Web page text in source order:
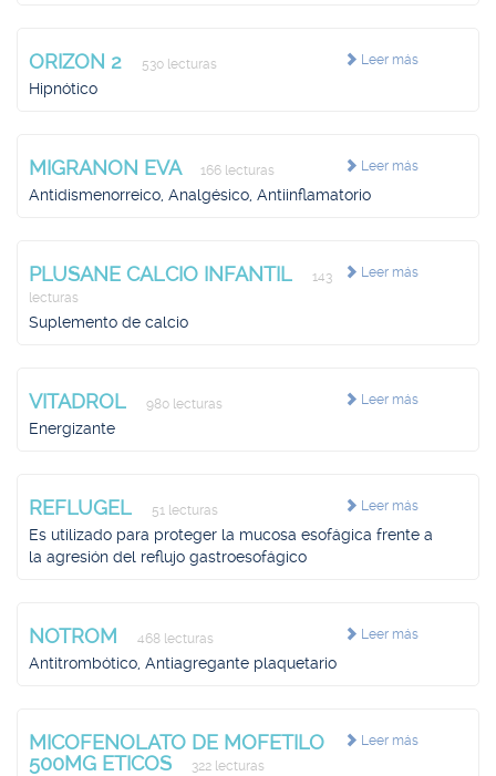
Leer más
ORIZON 2 530 lecturas
Hipnótico
Leer más
MIGRANON EVA 166 lecturas
Antidismenorreico, Analgésico, Antiinflamatorio
Leer más
PLUSANE CALCIO INFANTIL
143
lecturas
Suplemento de calcio
Leer más
VITADROL 980 lecturas
Energizante
Leer más
REFLUGEL 51 lecturas
Es utilizado para proteger la mucosa esofágica frente a
la agresión del reflujo gastroesofágico
Leer más
NOTROM 468 lecturas
Antitrombótico, Antiagregante plaquetario
Leer más
MICOFENOLATO DE MOFETILO
500MG ETICOS
322 lecturas